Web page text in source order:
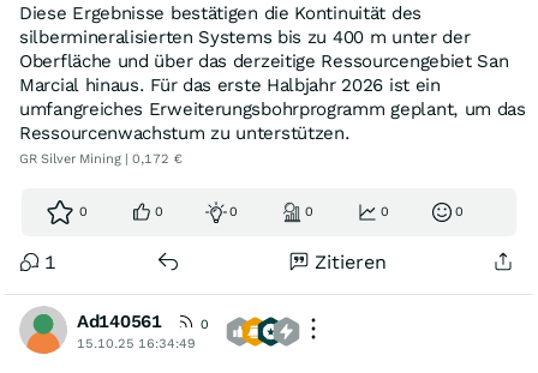
Diese Ergebnisse bestätigen die Kontinuität des
silbermineralisierten Systems bis zu 400 m unter der
Oberfläche und über das derzeitige Ressourcengebiet San
Marcial hinaus. Für das erste Halbjahr 2026 ist ein
umfangreiches Erweiterungsbohrprogramm geplant, um das
Ressourcenwachstum zu unterstützen.
GR Silver Mining | 0,172 €
0 0 0 0 0 0
1 Zitieren
Ad140561
0
15.10.25 16:34:49